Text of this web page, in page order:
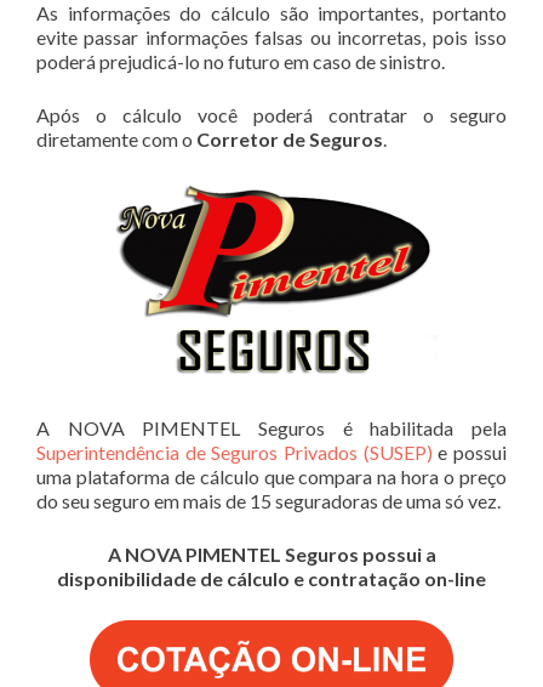
As informações do cálculo são importantes, portanto
evite passar informações falsas ou incorretas, pois isso
poderá prejudicá-lo no futuro em caso de sinistro.
Após o cálculo você poderá contratar o seguro
diretamente com o Corretor de Seguros.
A NOVA PIMENTEL Seguros é habilitada pela
Superintendência de Seguros Privados (SUSEP) e possui
uma plataforma de cálculo que compara na hora o preço
do seu seguro em mais de 15 seguradoras de uma só vez.
A NOVA PIMENTEL Seguros possui a
disponibilidade de cálculo e contratação on-line